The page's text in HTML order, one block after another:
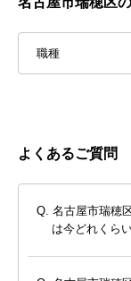
職種
よくあるご質問
名古屋市瑞穂
は今どれくら